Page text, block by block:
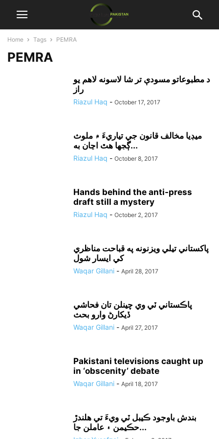
Home Tags PEMRA
PEMRA
د مطبوعاتو مسودې تر شا لاسونه لاهم يو
راز
Riazul Haq - October 17, 2017
ميڊيا مخالف قانون جي تياريءَ ۾ ملوث
ڳجها هٿ اڃان به...
Riazul Haq - October 8, 2017
Hands behind the anti-press
draft still a mystery
Riazul Haq - October 2, 2017
پاکستاني تيلي ويزنونه په قباحت مناظري
کي ايسار شول
Waqar Gillani - April 28, 2017
پاڪستاني ٽي وي چينلن تان فحاشي
ڏيکارڻ وارو بحث
Waqar Gillani - April 27, 2017
Pakistani televisions caught up
in ‘obscenity’ debate
Waqar Gillani - April 18, 2017
بندش باوجود ڪيبل ٽي ويءَ تي هلندڙ
حڪيمن ۽ عاملن جا...